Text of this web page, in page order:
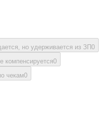
но удерживается из ЗП0
компенсируется0
чекам0